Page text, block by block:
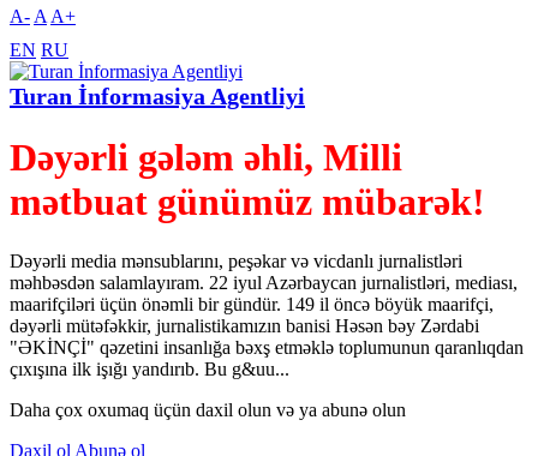
A- A A+
EN RU
Turan İnformasiya Agentliyi
Dəyərli gələm əhli, Milli
mətbuat günümüz mübarək!
Dəyərli media mənsublarını, peşəkar və vicdanlı jurnalistləri
məhbəsdən salamlayıram. 22 iyul Azərbaycan jurnalistləri, mediası,
maarifçiləri üçün önəmli bir gündür. 149 il öncə böyük maarifçi,
dəyərli mütəfəkkir, jurnalistikamızın banisi Həsən bəy Zərdabi
"ƏKİNÇİ" qəzetini insanlığa bəxş etməklə toplumunun qaranlıqdan
çıxışına ilk işığı yandırıb. Bu g&uu...
Daha çox oxumaq üçün daxil olun və ya abunə olun
Daxil ol Abunə ol